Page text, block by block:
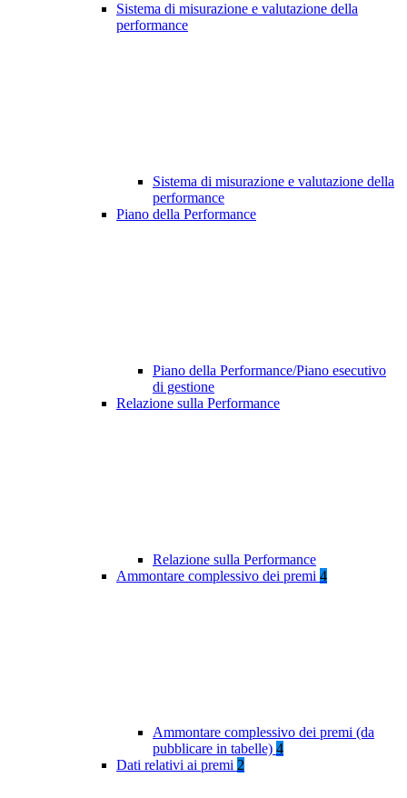
Sistema di misurazione e valutazione della
performance
Sistema di misurazione e valutazione della
performance
Piano della Performance
Piano della Performance/Piano esecutivo
di gestione
Relazione sulla Performance
Relazione sulla Performance
Ammontare complessivo dei premi 4
Ammontare complessivo dei premi (da
pubblicare in tabelle) 4
Dati relativi ai premi 2